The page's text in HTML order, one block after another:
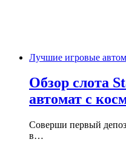
Лучшие игровые
Обзор слота
автомат с
Соверши первый
в…